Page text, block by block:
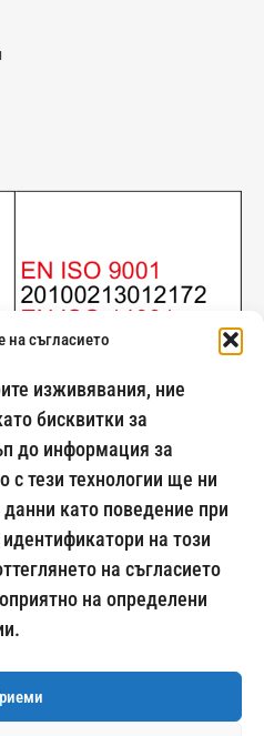
на съгласието
изживявания, ние
бисквитки за
до информация за
с тези технологии ще ни
като поведение при
на този
на съгласието
на определени
плащане: